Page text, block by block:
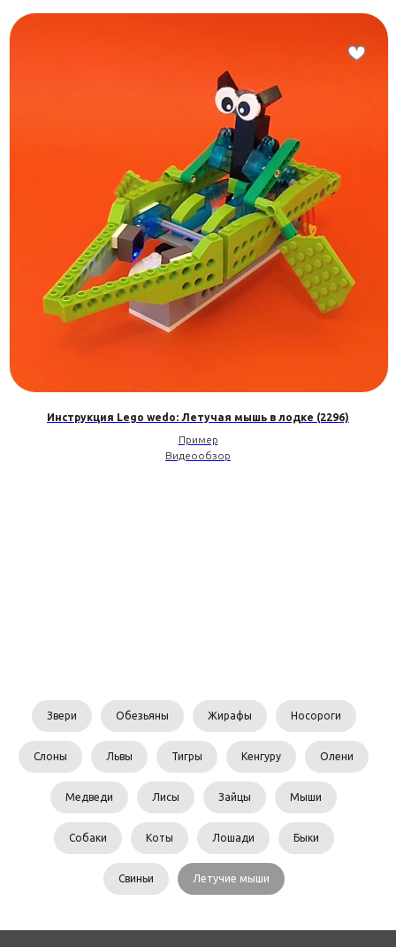
Инструкция Lego wedo: Летучая мышь в лодке (2296)
Пример
Видеообзор
Звери Обезьяны Жирафы Носороги
Слоны Львы Тигры Кенгуру Олени
Медведи Лисы Зайцы Мыши
Собаки Коты Лошади Быки
Свиньи Летучие мыши